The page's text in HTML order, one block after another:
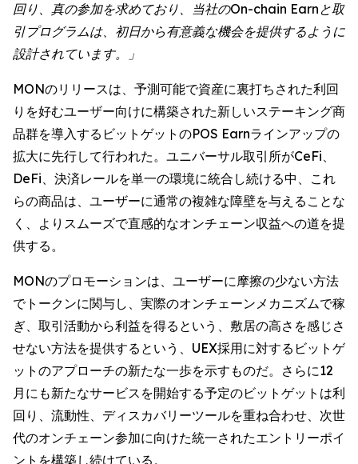
回り、真の参加を求めており、当社のOn-chain Earnと取
引プログラムは、初日から有意義な機会を提供するように
設計されています。」
MONのリリースは、予測可能で資産に裏打ちされた利回
りを好むユーザー向けに構築された新しいステーキング商
品群を導入するビットゲットのPOS Earnラインアップの
拡大に先行して行われた。ユニバーサル取引所がCeFi、
DeFi、決済レールを単一の環境に統合し続ける中、これ
らの商品は、ユーザーに通常の複雑な障壁を与えることな
く、よりスムーズで直感的なオンチェーン収益への道を提
供する。
MONのプロモーションは、ユーザーに摩擦の少ない方法
でトークンに関与し、実際のオンチェーンメカニズムで稼
ぎ、取引活動から利益を得るという、敷居の高さを感じさ
せない方法を提供するという、UEX採用に対するビットゲ
ットのアプローチの新たな一歩を示すものだ。さらに12
月にも新たなサービスを開始する予定のビットゲットは利
回り、流動性、ディスカバリーツールを重ね合わせ、次世
代のオンチェーン参加に向けた統一されたエントリーポイ
ントを構築し続けている。